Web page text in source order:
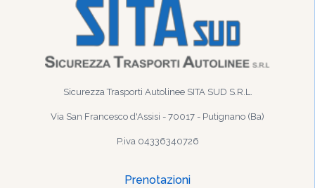
Sicurezza Trasporti Autolinee SITA SUD S.R.L.
Via San Francesco d'Assisi - 70017 - Putignano (Ba)
P.iva 04336340726
Prenotazioni